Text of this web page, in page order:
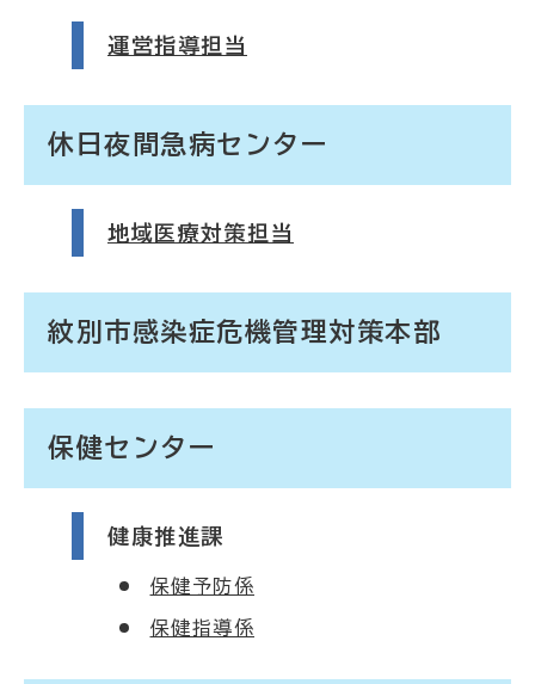
運営指導担当
休日夜間急病センター
地域医療対策担当
紋別市感染症危機管理対策本部
保健センター
健康推進課
保健予防係
保健指導係